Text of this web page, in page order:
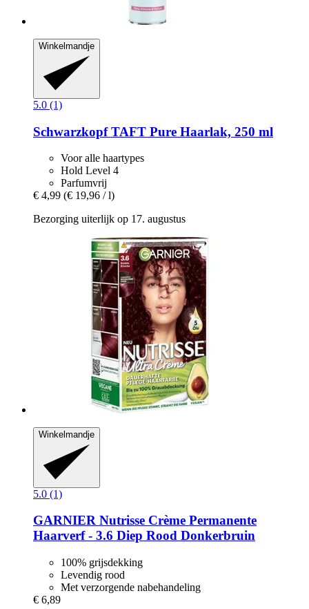
Winkelmandje
5.0 (1)
SchwarzkopfTAFT Pure Haarlak, 250 ml
Voor alle haartypes
Hold Level 4
Parfumvrij
€ 4,99 (€ 19,96 / l)
Bezorging uiterlijk op 17. augustus
Winkelmandje
5.0 (1)
GARNIER Nutrisse Crème Permanente
Haarverf -​ 3.6 Diep Rood Donkerbruin
100% grijsdekking
Levendig rood
Met verzorgende nabehandeling
€ 6,89